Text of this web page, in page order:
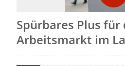
Spürbares Plus für
Arbeitsmarkt im